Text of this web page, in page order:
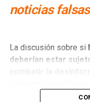
noticias falsas
La discusión sobre si
deberían estar
presidenta hizo un